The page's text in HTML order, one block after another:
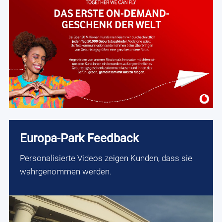
Europa-Park Feedback
Personalisierte Videos zeigen Kunden, dass sie
wahrgenommen werden.